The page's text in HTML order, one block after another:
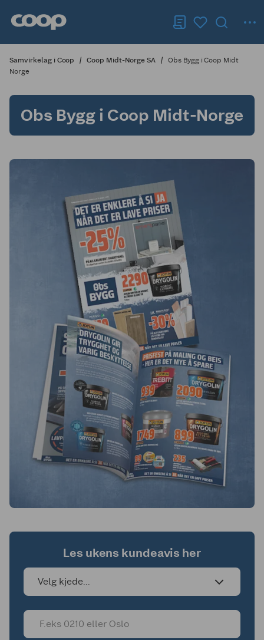
Samvirkelag i Coop Coop Midt-Norge SA
Obs Bygg i Coop Midt
Norge
Obs Bygg i Coop Midt-Norge
Les ukens kundeavis her
Velg kjede...